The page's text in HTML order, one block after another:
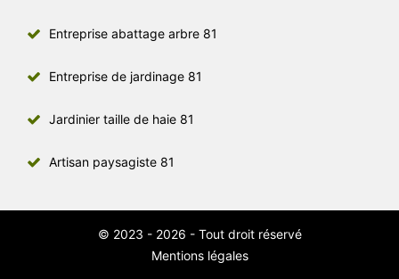
Entreprise abattage arbre 81
Entreprise de jardinage 81
Jardinier taille de haie 81
Artisan paysagiste 81
© 2023 - 2026 - Tout droit réservé
Mentions légales